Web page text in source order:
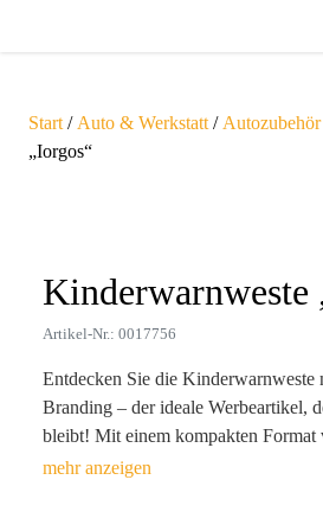
Start / Auto & Werkstatt / Autozubehör
„Iorgos“
Kinderwarnweste
Artikel-Nr.: 0017756
Entdecken Sie die
Branding – der ideale Werbeartikel,
bleibt! Mit einem kompakten
und einem Gewicht von nur 23 g ist